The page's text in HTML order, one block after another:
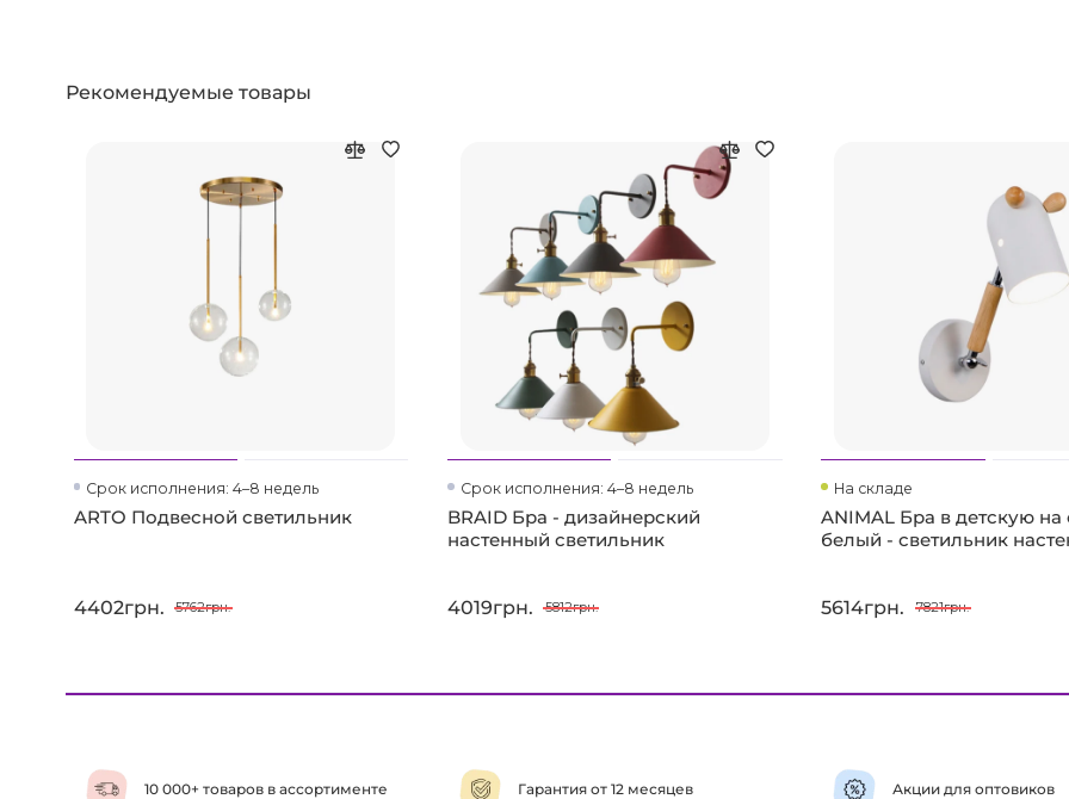
Рекомендуемые товары
Срок исполнения: 4–8 недель
ARTO Подвесной светильник
4402грн. 5762грн.
Срок исполнения: 4–8 недель
BRAID Бра - дизайнерский
настенный светильник
4019грн. 5812грн.
На складе
ANIMAL Бра в детскую на
белый - светильник
5614грн. 7821грн.
10 000+ товаров в ассортименте Гарантия от 12 месяцев Акции для оптовиков